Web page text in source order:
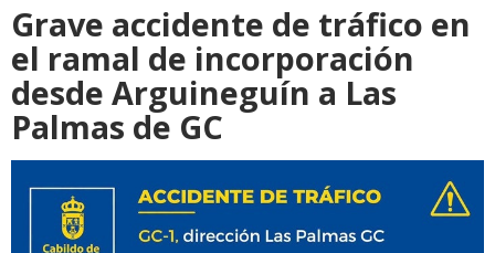
Grave accidente de tráfico en
el ramal de incorporación
desde Arguineguín a Las
Palmas de GC